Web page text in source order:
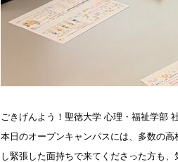
ごきげんよう！聖徳大学 心理・福祉学部
本日のオープンキャンパスには、多数の
し緊張した面持ちで来てくださった方も